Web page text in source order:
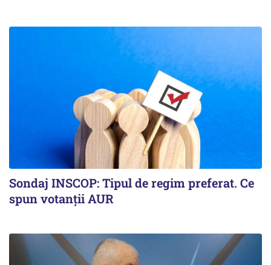
Sondaj INSCOP: Tipul de regim preferat. Ce
spun votanții AUR